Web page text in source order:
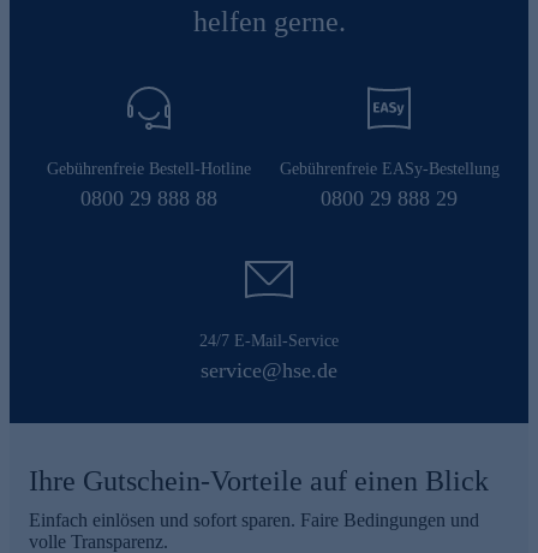
helfen gerne.
Gebührenfreie Bestell-Hotline
0800 29 888 88
Gebührenfreie EASy-Bestellung
0800 29 888 29
24/7 E-Mail-Service
service@hse.de
Ihre Gutschein-Vorteile auf einen Blick
Einfach einlösen und sofort sparen. Faire Bedingungen und
volle Transparenz.